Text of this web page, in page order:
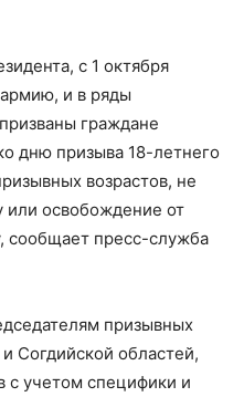
c 1 октября
и в ряды
граждане
дню призыва 18-летнего
возрастов, не
или освобождение от
сообщает пресс-служба
призывных
Согдийской областей,
с учетом специфики и